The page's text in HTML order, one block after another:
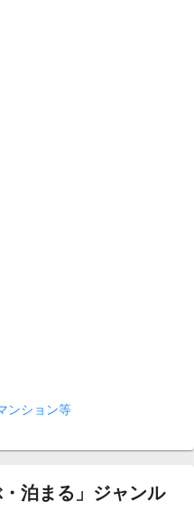
ンション等
泊まる」ジャンル